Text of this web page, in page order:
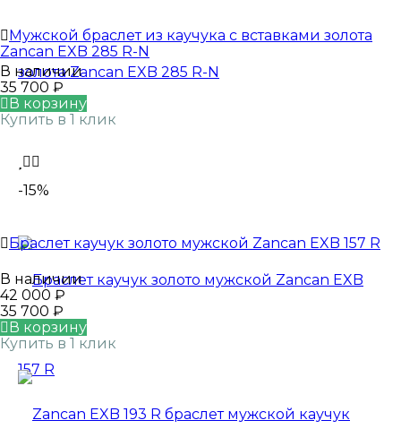
Мужской браслет из каучука с вставками золота
Zancan EXB 285 R-N
В наличии
35 700 ₽
В корзину
Купить в 1 клик
-15%
Браслет каучук золото мужской Zancan EXB 157 R
В наличии
42 000 ₽
35 700 ₽
В корзину
Купить в 1 клик